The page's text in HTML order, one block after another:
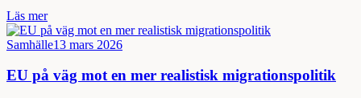
Läs mer
Samhälle13 mars 2026
EU på väg mot en mer realistisk migrationspolitik